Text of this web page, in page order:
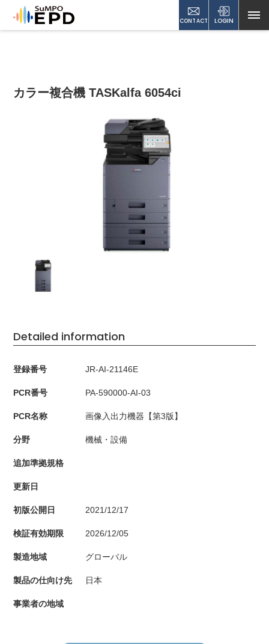
CONTACT LOGIN
カラー複合機 TASKalfa 6054ci
Detailed information
登録番号 JR-AI-21146E
PCR番号 PA-590000-AI-03
PCR名称 画像入出力機器【第3版】
分野 機械・設備
追加準拠規格
更新日
初版公開日 2021/12/17
検証有効期限 2026/12/05
製造地域 グローバル
製品の仕向け先 日本
事業者の地域